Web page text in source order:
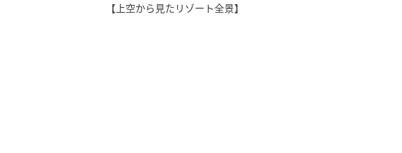
【上空から見たリゾート全景】